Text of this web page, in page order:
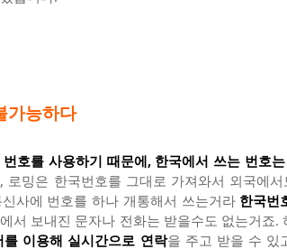
가능하다
호를 사용하기 때문에, 한국에서 쓰는 번호
로밍은 한국번호를 그대로 가져와서 외국에
사에 번호를 하나 개통해서 쓰는거라 한국번
서 보내진 문자나 전화는 받을수도 없는거죠.
이용해 실시간으로 연락을 주고 받을 수 있